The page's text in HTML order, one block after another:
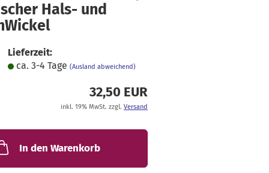
Hals- und
Lieferzeit:
ca. 3-4 Tage (Ausland abweichend)
32,50 EUR
inkl. 19% MwSt. zzgl. Versand
In den Warenkorb